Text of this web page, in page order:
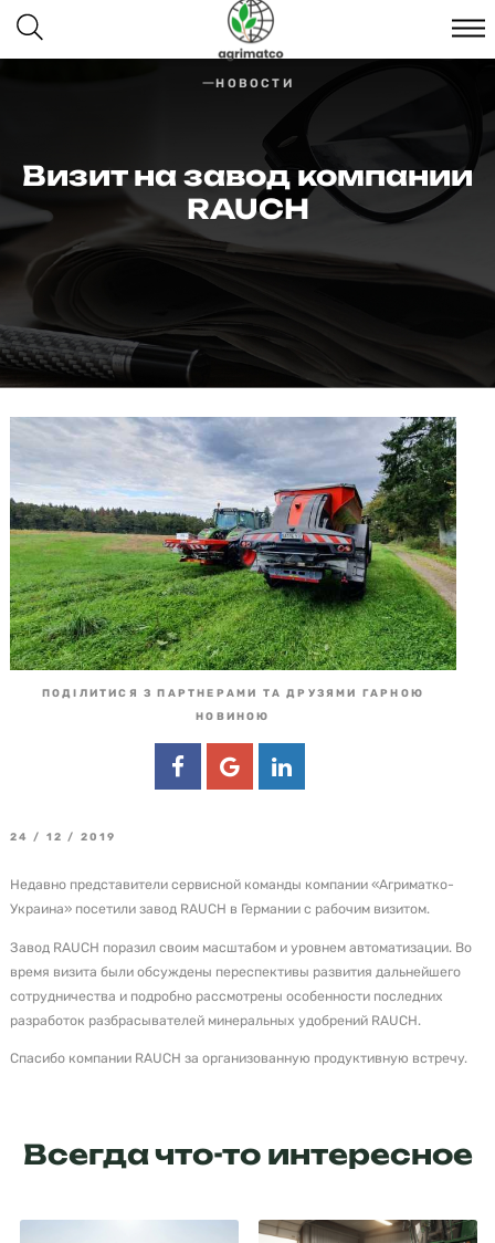
НОВОСТИ
Визит на завод компании
RAUCH
ПОДІЛИТИСЯ З ПАРТНЕРАМИ ТА ДРУЗЯМИ ГАРНОЮ
НОВИНОЮ
24 / 12 / 2019
Недавно представители сервисной команды компании «Агриматко-
Украина» посетили завод RAUCH в Германии с рабочим визитом.
Завод RAUCH поразил своим масштабом и уровнем автоматизации. Во
время визита были обсуждены переспективы развития дальнейшего
сотрудничества и подробно рассмотрены особенности последних
разработок разбрасывателей минеральных удобрений RAUCH.
Спасибо компании RAUCH за организованную продуктивную встречу.
Всегда что-то интересное